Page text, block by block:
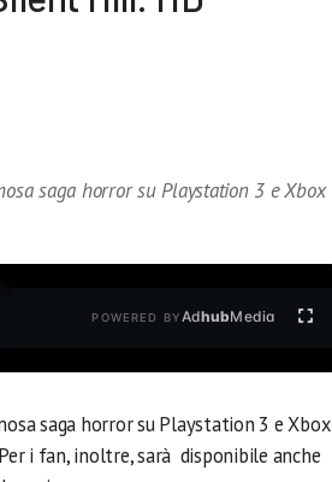
saga horror su Playstation 3 e Xbox
POWERED BYAdhubMedia
saga horror su Playstation 3 e Xbox
i fan, inoltre, sarà disponibile anche